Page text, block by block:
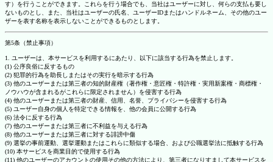
す）を行うことができます。これらを行う場合でも、当社はユーザーに対し、何らの支払も要し
ないものとし、また、当社はユーザーの氏名、ユーザーIDまたはハンドルネーム、その他のユー
ザーを表す名称を表示しないことができるものとします。
第5条（禁止事項）
1. ユーザーは、本サービスを利用するにあたり、以下に該当する行為を禁止します。
(1) 公序良俗に反するもの
(2) 犯罪的行為を助長しまたはその実行を暗示する行為
(3) 他のユーザーまたは第三者の知的財産権（著作権・意匠権・特許権・実用新案権・商標権・
ノウハウが含まれるがこれらに限定されません）を侵害する行為
(4) 他のユーザーまたは第三者の財産、信用、名誉、プライバシーを侵害する行為
(5) ユーザー自身の個人を特定できる情報を、他の会員に公開する行為
(6) 法令に反する行為
(7) 他のユーザーまたは第三者に不利益を与える行為
(8) 他のユーザーまたは第三者に対する誹謗中傷
(9) 選挙の事前運動、選挙運動またはこれらに類似する場合、および公職選挙法に抵触する行為
(10) 本サービスを商業目的で使用する行為
(11) 他のユーザーのアカウントの使用その他の方法により、第三者になりすまして本サービスを